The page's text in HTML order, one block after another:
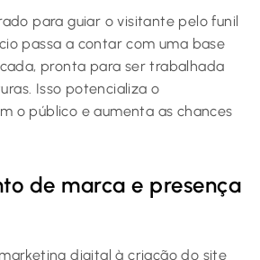
para guiar o visitante pelo funil
passa a contar com uma base
pronta para ser trabalhada
Isso potencializa o
o público e aumenta as chances
de marca e presença
digital à criação do site